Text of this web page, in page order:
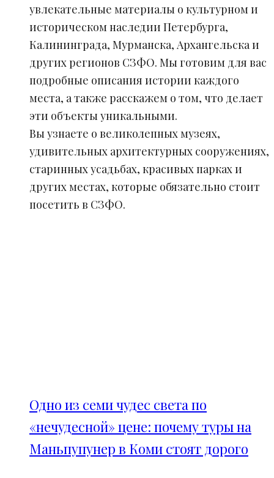
увлекательные материалы о культурном и
историческом наследии Петербурга,
Калининграда, Мурманска, Архангельска и
других регионов СЗФО. Мы готовим для вас
подробные описания истории каждого
места, а также расскажем о том, что делает
эти объекты уникальными.
Вы узнаете о великолепных музеях,
удивительных архитектурных сооружениях,
старинных усадьбах, красивых парках и
других местах, которые обязательно стоит
посетить в СЗФО.
Одно из семи чудес света по
«нечудесной» цене: почему туры на
Маньпупунер в Коми стоят дорого